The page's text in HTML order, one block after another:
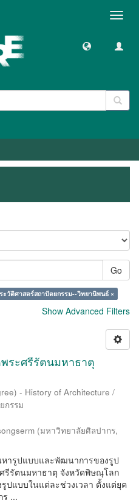
Go
วัติศาสตร์สถาปัตยกรรม--วิทยานิพนธ์ ×
Show Advanced Filters
ระศรีรัตนมหาธาตุ
- History of Architecture /
กรรม
(มหาวิทยาลัยศิลปากร,
หารูปแบบและพัฒนาการของรูป
รีรัตนมหาธาตุ จังหวัดพิษณุโลก
ปแบบในแต่ละช่วงเวลา ตั้งแต่ยุค
...